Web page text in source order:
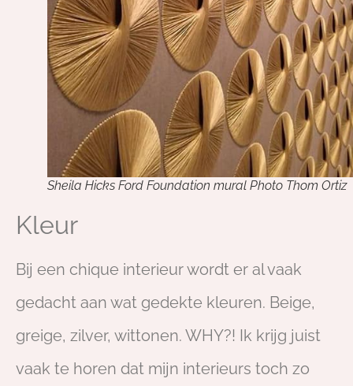
Sheila Hicks Ford Foundation mural Photo Thom Ortiz
Kleur
Bij een chique interieur wordt er al vaak
gedacht aan wat gedekte kleuren. Beige,
greige, zilver, wittonen. WHY?! Ik krijg juist
vaak te horen dat mijn interieurs toch zo